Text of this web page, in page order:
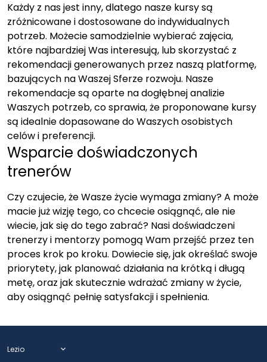
Każdy z nas jest inny, dlatego nasze kursy są
zróżnicowane i dostosowane do indywidualnych
potrzeb. Możecie samodzielnie wybierać zajęcia,
które najbardziej Was interesują, lub skorzystać z
rekomendacji generowanych przez naszą platformę,
bazujących na Waszej Sferze rozwoju. Nasze
rekomendacje są oparte na dogłębnej analizie
Waszych potrzeb, co sprawia, że proponowane kursy
są idealnie dopasowane do Waszych osobistych
celów i preferencji.
Wsparcie doświadczonych
trenerów
Czy czujecie, że Wasze życie wymaga zmiany? A może
macie już wizję tego, co chcecie osiągnąć, ale nie
wiecie, jak się do tego zabrać? Nasi doświadczeni
trenerzy i mentorzy pomogą Wam przejść przez ten
proces krok po kroku. Dowiecie się, jak określać swoje
priorytety, jak planować działania na krótką i długą
metę, oraz jak skutecznie wdrażać zmiany w życie,
aby osiągnąć pełnię satysfakcji i spełnienia.
Lezio expand_more